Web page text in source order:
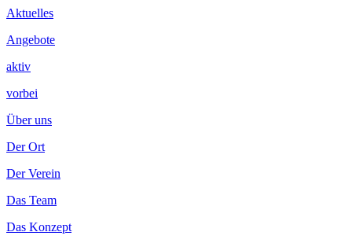
Inhalt
Aktuelles
Angebote
aktiv
vorbei
Über uns
Der Ort
Der Verein
Das Team
Das Konzept